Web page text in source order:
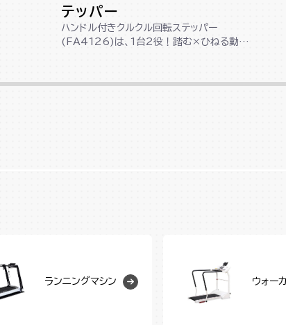
テッパー
ハンドル付きクルクル回転ステッパー
(FA4126)は、1台2役！踏む×ひねる動作
ランニングマシン ウォー